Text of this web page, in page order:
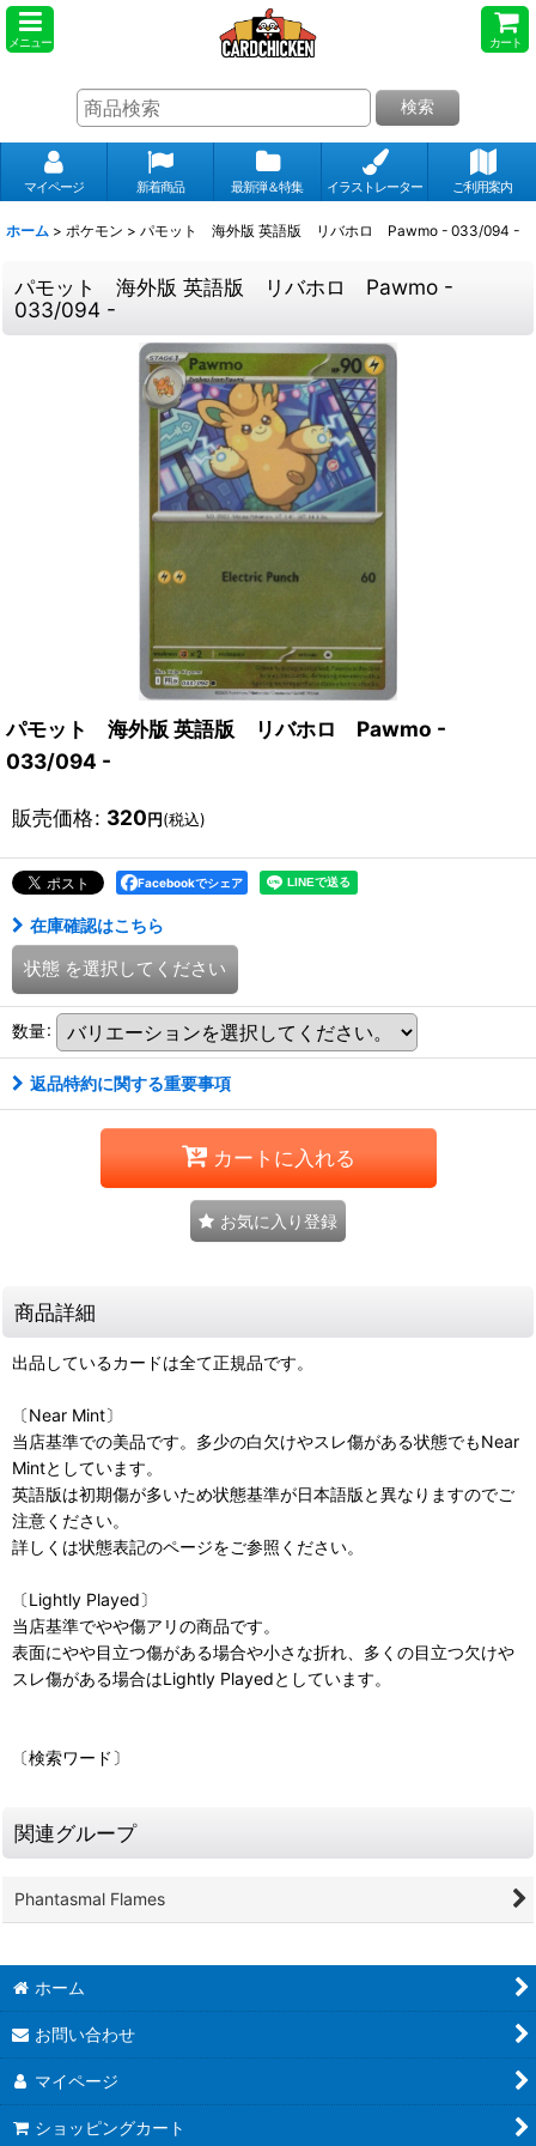
メニュー カート
検索
マイページ 新着商品 最新弾＆特集 イラストレーター ご利用案内
ホーム > ポケモン > パモット 海外版 英語版 リバホロ Pawmo - 033/094 -
パモット 海外版 英語版 リバホロ Pawmo -
033/094 -
パモット 海外版 英語版 リバホロ Pawmo -
033/094 -
販売価格: 320円(税込)
Facebookでシェア
在庫確認はこちら
状態 を選択してください
数量:
返品特約に関する重要事項
カートに入れる
お気に入り登録
商品詳細
出品しているカードは全て正規品です。
〔Near Mint〕
当店基準での美品です。多少の白欠けやスレ傷がある状態でもNear
Mintとしています。
英語版は初期傷が多いため状態基準が日本語版と異なりますのでご
注意ください。
詳しくは状態表記のページをご参照ください。
〔Lightly Played〕
当店基準でやや傷アリの商品です。
表面にやや目立つ傷がある場合や小さな折れ、多くの目立つ欠けや
スレ傷がある場合はLightly Playedとしています。
〔検索ワード〕
関連グループ
Phantasmal Flames
ホーム
お問い合わせ
マイページ
ショッピングカート